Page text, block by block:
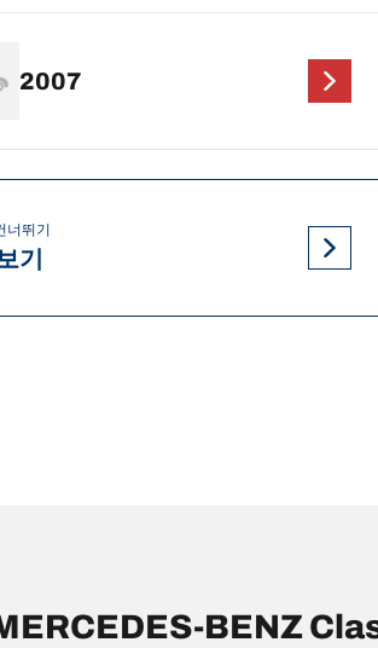
2007
너뛰기
기
BENZ